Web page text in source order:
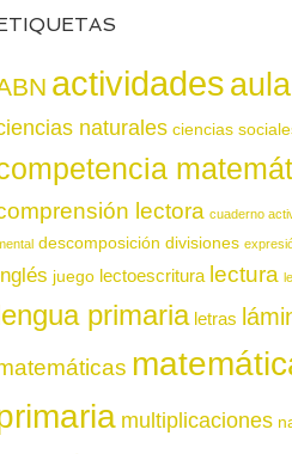
actividadesaula
naturales ciencias
lectora cuaderno
descomposición divisiones
juego lectoescritura lectura
primaria letras
multiplicaciones